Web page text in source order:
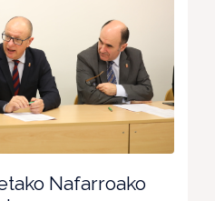
Nafarroako